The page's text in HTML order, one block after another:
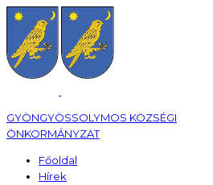
GYÖNGYÖSSOLYMOS KÖZSÉGI
ÖNKORMÁNYZAT
Főoldal
Hírek